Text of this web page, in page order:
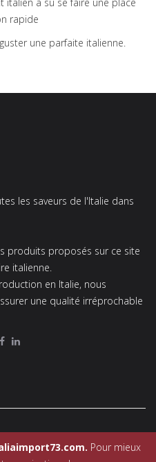
rapide
une parfaite italienne.
les saveurs de l'Italie dans
produits proposés sur ce site
italienne.
en Italie, nous
une qualité irréprochable
Pour mieux